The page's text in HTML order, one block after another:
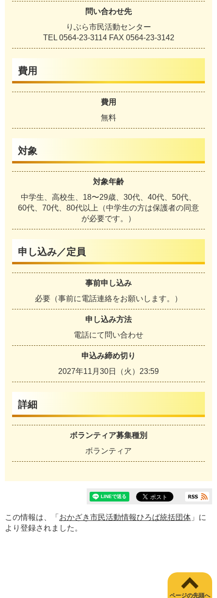
問い合わせ先
りぶら市民活動センター
TEL 0564-23-3114 FAX 0564-23-3142
費用
費用
無料
対象
対象年齢
中学生、高校生、18〜29歳、30代、40代、50代、
60代、70代、80代以上（中学生の方は保護者の同意
が必要です。）
申し込み／定員
事前申し込み
必要（事前に電話連絡をお願いします。）
申し込み方法
電話にて問い合わせ
申込み締め切り
2027年11月30日（火）23:59
詳細
ボランティア募集種別
ボランティア
この情報は、「 おかざき市民活動情報ひろば統括団体 」に
より登録されました。
ページの先頭へ